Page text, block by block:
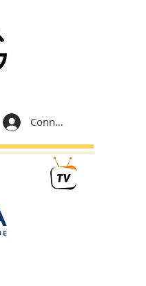
Connexion